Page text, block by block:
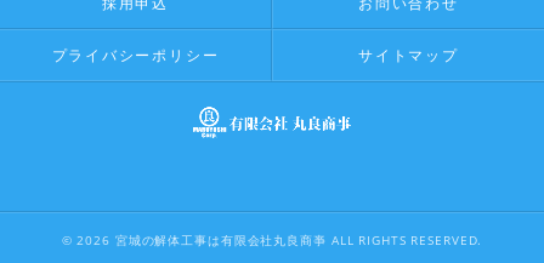
プライバシーポリシー サイトマップ
© 2026 宮城の解体工事は有限会社丸良商亊 ALL RIGHTS RESERVED.